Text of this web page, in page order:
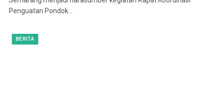
Penguatan Pondok…
BERITA